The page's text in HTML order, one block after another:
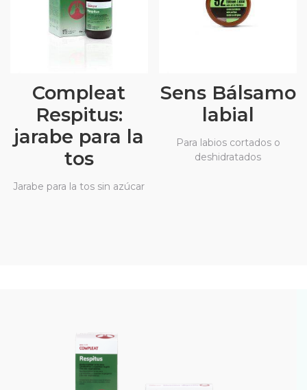
Compleat
Respitus:
jarabe para la
tos
Jarabe para la tos sin azúcar
Sens Bálsamo
labial
Para labios cortados o
deshidratados